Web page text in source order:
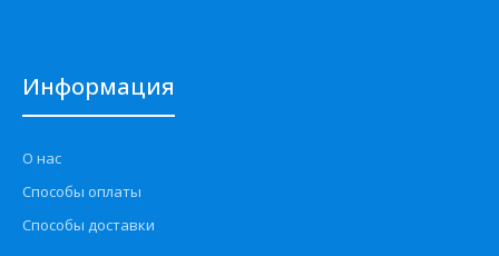
Информация
О нас
Способы оплаты
Способы доставки